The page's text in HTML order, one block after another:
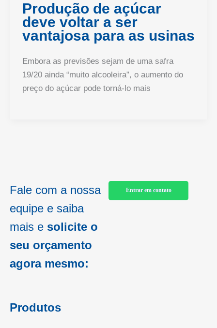
Produção de açúcar
deve voltar a ser
vantajosa para as usinas
Embora as previsões sejam de uma safra
19/20 ainda “muito alcooleira”, o aumento do
preço do açúcar pode torná-lo mais
Fale com a nossa
equipe e saiba
mais e solicite o
seu orçamento
agora mesmo:
Entrar em contato
Produtos